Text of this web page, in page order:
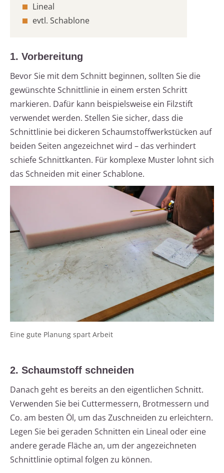
Lineal
evtl. Schablone
1. Vorbereitung
Bevor Sie mit dem Schnitt beginnen, sollten Sie die
gewünschte Schnittlinie in einem ersten Schritt
markieren. Dafür kann beispielsweise ein Filzstift
verwendet werden. Stellen Sie sicher, dass die
Schnittlinie bei dickeren Schaumstoffwerkstücken auf
beiden Seiten angezeichnet wird – das verhindert
schiefe Schnittkanten. Für komplexe Muster lohnt sich
das Schneiden mit einer Schablone.
Eine gute Planung spart Arbeit
2. Schaumstoff schneiden
Danach geht es bereits an den eigentlichen Schnitt.
Verwenden Sie bei Cuttermessern, Brotmessern und
Co. am besten Öl, um das Zuschneiden zu erleichtern.
Legen Sie bei geraden Schnitten ein Lineal oder eine
andere gerade Fläche an, um der angezeichneten
Schnittlinie optimal folgen zu können.